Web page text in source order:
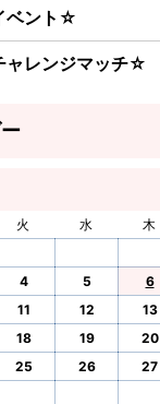
ベント☆
レンジマッチ☆
火 水 木
4 5 6
11 12 13
18 19 20
25 26 27